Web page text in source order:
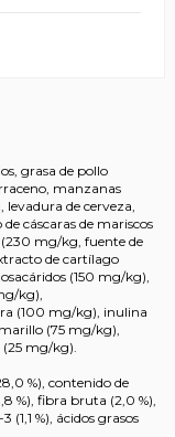
grasa de pollo
manzanas
levadura de cerveza,
cáscaras de mariscos
mg/kg, fuente de
de cartílago
(150 mg/kg),
kg),
(100 mg/kg), inulina
(75 mg/kg),
mg/kg).
%), contenido de
%), fibra bruta (2,0 %),
(1,1 %), ácidos grasos